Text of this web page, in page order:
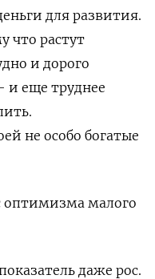
для развития.
что растут
и дорого
и еще труднее
не особо богатые
малого
даже рос.